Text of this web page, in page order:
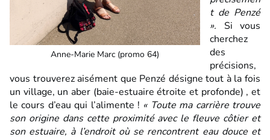
Anne-Marie Marc (promo 64)
t de Penzé
». Si vous
cherchez
des
précisions,
vous trouverez aisément que Penzé désigne tout à la fois
un village, un aber (baie-estuaire étroite et profonde) , et
le cours d’eau qui l’alimente ! « Toute ma carrière trouve
son origine dans cette proximité avec le fleuve côtier et
son estuaire, à l’endroit où se rencontrent eau douce et